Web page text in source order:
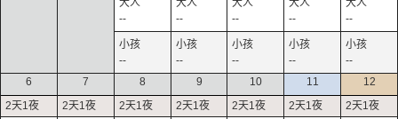
--
--
--
--
--
--
--
--
--
--
6
7 8 9 10 11 12